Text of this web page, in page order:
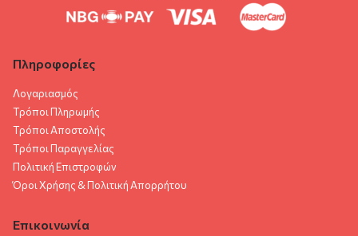
Πληροφορίες
Λογαριασμός
Τρόποι Πληρωμής
Τρόποι Αποστολής
Τρόποι Παραγγελίας
Πολιτική Επιστροφών
Όροι Χρήσης & Πολιτική Aπορρήτου
Επικοινωνία